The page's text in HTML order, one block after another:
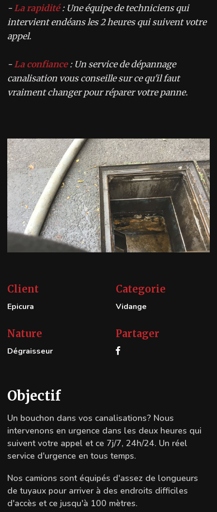
-La rapidité: Une équipe de techniciens qui
intervient endéans les 2 heures qui suivent votre
appel.
-La confiance: Un service de dépannage
canalisation vous conseille sur ce qu'il faut
vraiment changer pour réparer votre panne.
Client
Epicura
Categorie
Vidange
Nature
Dégraisseur
Partager
Objectif
Un bouchon dans vos canalisations? Nous
intervenons en urgence dans les deux heures qui
suivent votre appel et ce 7j/7, 24h/24. Un réel
service d'urgence en tous temps.
Nos camions sont équipés d'assez de longueurs
de tuyaux pour arriver à des endroits difficiles
d'accès et ce jusqu'à 100 mètres.